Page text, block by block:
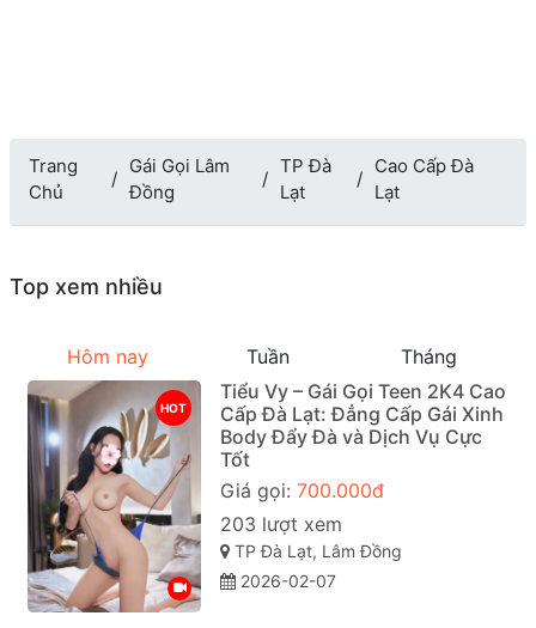
Trang
Chủ
Gái Gọi Lâm
Đồng
TP Đà
Lạt
Cao Cấp Đà
Lạt
Top xem nhiều
Hôm nay Tuần Tháng
HOT
Tiểu Vy – Gái Gọi Teen 2K4 Cao
Cấp Đà Lạt: Đẳng Cấp Gái Xinh
Body Đẩy Đà và Dịch Vụ Cực
Tốt
Giá gọi: 700.000đ
203 lượt xem
TP Đà Lạt, Lâm Đồng
2026-02-07